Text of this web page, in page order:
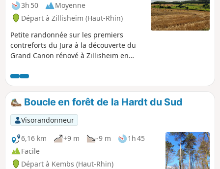
3h 50
Moyenne
Départ à Zillisheim (Haut-Rhin)
Petite randonnée sur les premiers
contreforts du Jura à la découverte du
Grand Canon rénové à Zillisheim en
guerre 14/18 et la Chapelle Saint-Brice à
Illfurth.
Boucle en forêt de la Hardt du Sud
Visorandonneur
6,16 km
+9 m -9 m
1h 45
Facile
Départ à Kembs (Haut-Rhin)